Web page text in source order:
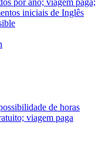
iniciais de Inglês
de horas
viagem paga